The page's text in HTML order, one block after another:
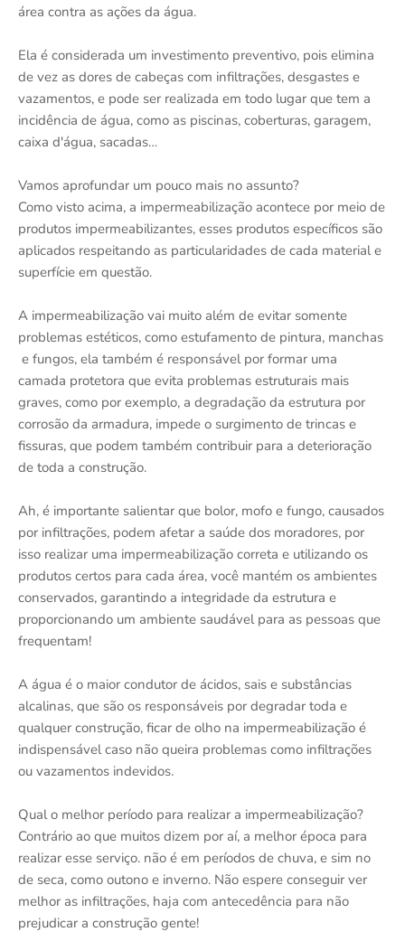
área contra as ações da água.
Ela é considerada um investimento preventivo, pois elimina
de vez as dores de cabeças com infiltrações, desgastes e
vazamentos, e pode ser realizada em todo lugar que tem a
incidência de água, como as piscinas, coberturas, garagem,
caixa d'água, sacadas…
Vamos aprofundar um pouco mais no assunto?
Como visto acima, a impermeabilização acontece por meio de
produtos impermeabilizantes, esses produtos específicos são
aplicados respeitando as particularidades de cada material e
superfície em questão.
A impermeabilização vai muito além de evitar somente
problemas estéticos, como estufamento de pintura, manchas
e fungos, ela também é responsável por formar uma
camada protetora que evita problemas estruturais mais
graves, como por exemplo, a degradação da estrutura por
corrosão da armadura, impede o surgimento de trincas e
fissuras, que podem também contribuir para a deterioração
de toda a construção.
Ah, é importante salientar que bolor, mofo e fungo, causados
por infiltrações, podem afetar a saúde dos moradores, por
isso realizar uma impermeabilização correta e utilizando os
produtos certos para cada área, você mantém os ambientes
conservados, garantindo a integridade da estrutura e
proporcionando um ambiente saudável para as pessoas que
frequentam!
A água é o maior condutor de ácidos, sais e substâncias
alcalinas, que são os responsáveis por degradar toda e
qualquer construção, ficar de olho na impermeabilização é
indispensável caso não queira problemas como infiltrações
ou vazamentos indevidos.
Qual o melhor período para realizar a impermeabilização?
Contrário ao que muitos dizem por aí, a melhor época para
realizar esse serviço. não é em períodos de chuva, e sim no
de seca, como outono e inverno. Não espere conseguir ver
melhor as infiltrações, haja com antecedência para não
prejudicar a construção gente!